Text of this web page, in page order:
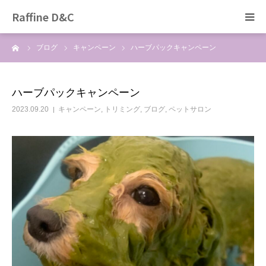
Raffine D&C
ブログ キャンペーン ハーブパックキャンペーン
ハーブパックキャンペーン
2023.09.20 キャンペーン, トリミング, ブログ, ペットサロン
Home
ぞのペットクリニック
猫カフェ
採用情報
ブログ